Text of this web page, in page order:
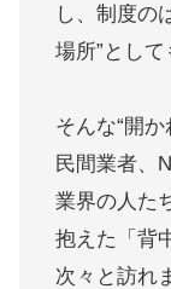
し、制度の
場所”として
そんな“開か
民間業者、
業界の人た
抱えた「背
次々と訪れ